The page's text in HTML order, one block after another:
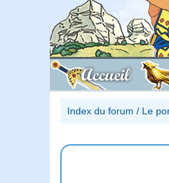
Accueil
Index du forum / Le